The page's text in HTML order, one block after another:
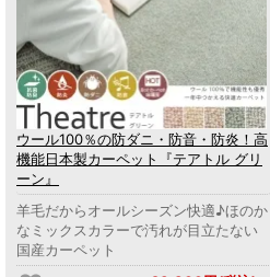
ウール100％の防ダニ・防音・防炎！高
機能日本製カーペット『テアトル グリ
ーン』
羊毛だからオールシーズン快適♪ほのか
なミックスカラーで汚れが目立たない
国産カーペット